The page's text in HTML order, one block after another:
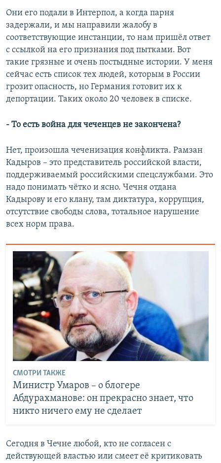
Они его подали в Интерпол, а когда парня
задержали, и мы направили жалобу в
соответствующие инстанции, то нам пришёл ответ
с ссылкой на его признания под пытками. Вот
такие грязные и очень постыдные истории. У меня
сейчас есть список тех людей, которым в России
грозит опасность, но Германия готовит их к
депортации. Таких около 20 человек в списке.
- То есть война для чеченцев не закончена?
Нет, произошла чеченизация конфликта. Рамзан
Кадыров – это представитель российской власти,
поддерживаемый российскими спецслужбами. Это
надо понимать чётко и ясно. Чечня отдана
Кадырову и его клану, там диктатура, коррупция,
отсутствие свободы слова, тотальное нарушение
всех норм права.
СМОТРИ ТАКЖЕ
Министр Умаров – о блогере
Абдурахманове: он прекрасно знает, что
никто ничего ему не сделает
Сегодня в Чечне любой, кто не согласен с
действующей властью или смеет её критиковать